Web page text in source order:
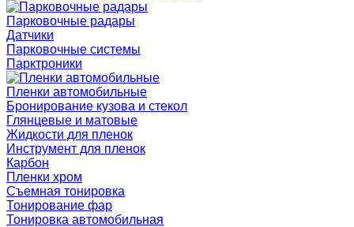
Парковочные радары
Датчики
Парковочные системы
Парктроники
Пленки автомобильные
Бронирование кузова и стекол
Глянцевые и матовые
Жидкости для пленок
Инструмент для пленок
Карбон
Пленки хром
Съемная тонировка
Тонирование фар
Тонировка автомобильная